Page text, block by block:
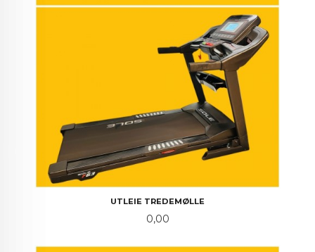
UTLEIE TREDEMØLLE
Pris
0,00